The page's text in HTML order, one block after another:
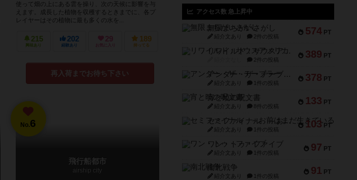
使って畑の上にある雲を操り、次の天候に影響を与
えます。成長した植物を収穫するときまでに、各プ
レイヤーはその植物に最も多くの水を...
215
興味あり
202
経験あり
29
お気に入り
189
持ってる
再入荷までお待ち下さい
No.6
飛行船都市
airship city
アクセス数 急上昇中
574 PT
無限まちがいさがし
紹介文あり 2件の投稿
389 PT
リワイルド：サウスアメリカ
2件の投稿
378 PT
アンダー・ザ・テーブラー
紹介文あり 1件の投稿
133 PT
宵と暁の呪文書
紹介文あり 8件の投稿
103 PT
セミファイナル ～お前はまだ生きている～
紹介文あり 1件の投稿
97 PT
ワン・トゥ・ファイブ
紹介文あり 1件の投稿
91 PT
南北戦争
紹介文あり 1件の投稿